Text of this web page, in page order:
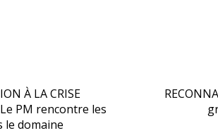
À LA CRISE
Le PM rencontre les
le domaine